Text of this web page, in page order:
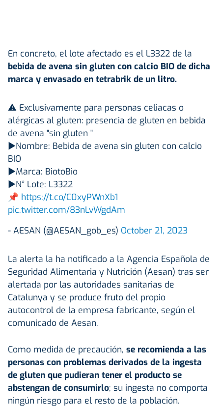
En concreto, el lote afectado es el L3322 de la
bebida de avena sin gluten con calcio BIO de dicha
marca y envasado en tetrabrik de un litro.
⚠️ Exclusivamente para personas celiacas o
alérgicas al gluten: presencia de gluten en bebida
de avena "sin gluten "
▶️Nombre: Bebida de avena sin gluten con calcio
BIO
▶️Marca: BiotoBio
▶️N° Lote: L3322
📌 https://t.co/C0xyPWnXb1
pic.twitter.com/83nLvWgdAm
- AESAN (@AESAN_gob_es) October 21, 2023
La alerta la ha notificado a la Agencia Española de
Seguridad Alimentaria y Nutrición (Aesan) tras ser
alertada por las autoridades sanitarias de
Catalunya y se produce fruto del propio
autocontrol de la empresa fabricante, según el
comunicado de Aesan.
Como medida de precaución, se recomienda a las
personas con problemas derivados de la ingesta
de gluten que pudieran tener el producto se
abstengan de consumirlo; su ingesta no comporta
ningún riesgo para el resto de la población.